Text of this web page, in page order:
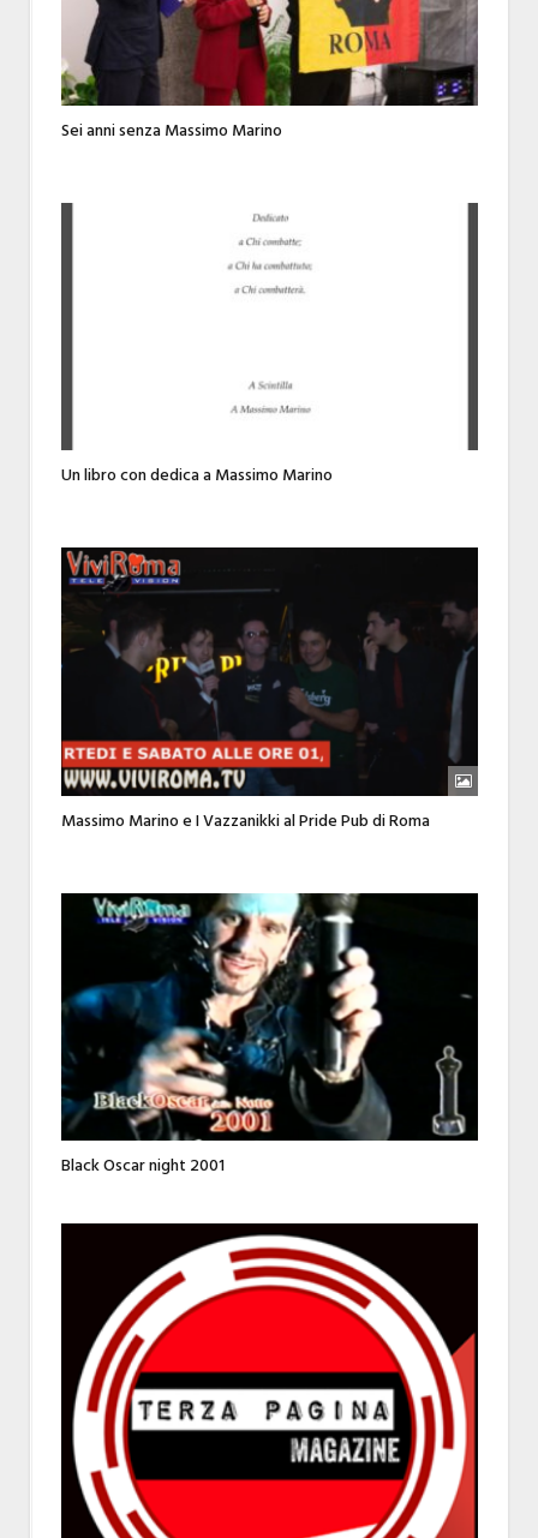
Sei anni senza Massimo Marino
Un libro con dedica a Massimo Marino
Massimo Marino e I Vazzanikki al Pride Pub di Roma
Black Oscar night 2001